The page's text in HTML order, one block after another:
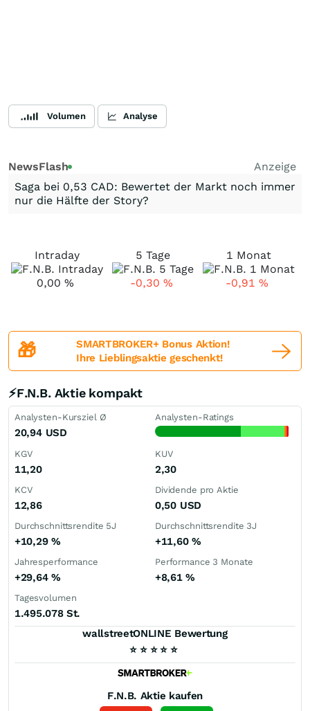
Volumen Analyse
NewsFlash
Anzeige
Saga bei 0,53 CAD: Bewertet der Markt noch immer
nur die Hälfte der Story?
Intraday
0,00 %
5 Tage
-0,30 %
1 Monat
-0,91 %
🎁
SMARTBROKER+ Bonus Aktion!
Ihre Lieblingsaktie geschenkt!
⚡F.N.B. Aktie kompakt
Analysten-Kursziel Ø
20,94 USD
Analysten-Ratings
KGV
11,20
KUV
2,30
KCV
12,86
Dividende pro Aktie
0,50 USD
Durchschnittsrendite 5J
+10,29 %
Durchschnittsrendite 3J
+11,60 %
Jahresperformance
+29,64 %
Performance 3 Monate
+8,61%
Tagesvolumen
1.495.078 St.
wallstreetONLINE Bewertung
⭐ ⭐ ⭐ ⭐ ⭐
F.N.B. Aktie kaufen